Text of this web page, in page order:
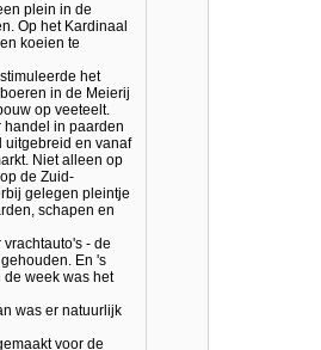
plein in de
Op het Kardinaal
koeien te
het
in de Meierij
op veeteelt.
handel in paarden
uitgebreid en vanaf
Niet alleen op
de Zuid-
gelegen pleintje
schapen en
- de
En 's
week was het
was er natuurlijk
voor de